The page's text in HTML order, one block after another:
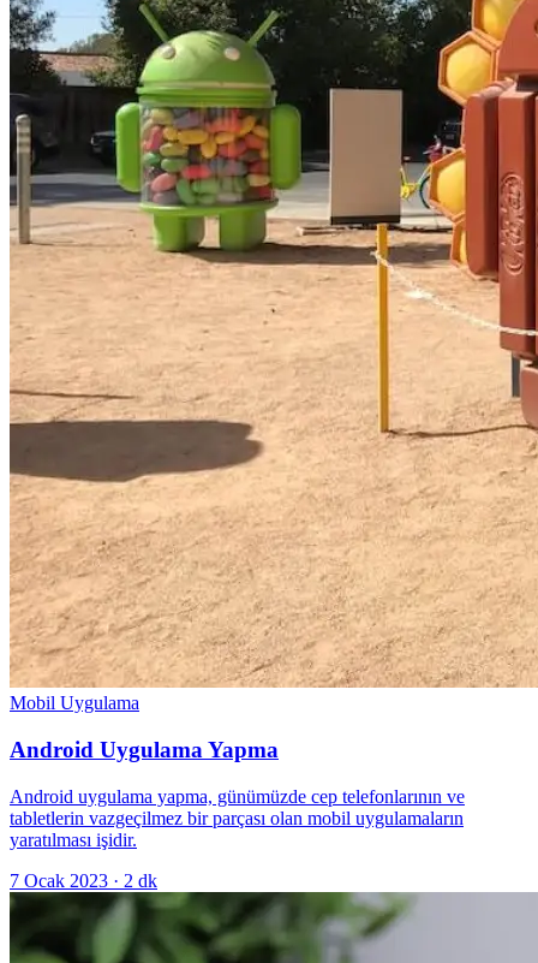
Mobil Uygulama
Android Uygulama Yapma
Android uygulama yapma, günümüzde cep telefonlarının ve
tabletlerin vazgeçilmez bir parçası olan mobil uygulamaların
yaratılması işidir.
7 Ocak 2023 · 2 dk